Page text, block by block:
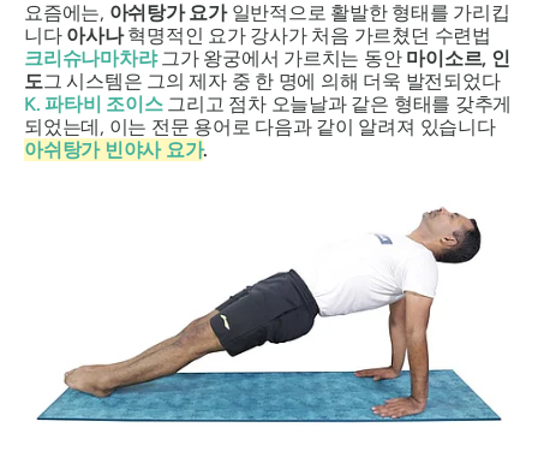
요즘에는, 아쉬탕가 요가일반적으로 활발한 형태를 가리킵
니다 아사나혁명적인 요가 강사가 처음 가르쳤던 수련법
크리슈나마차랴그가 왕궁에서 가르치는 동안 마이소르, 인
도그 시스템은 그의 제자 중 한 명에 의해 더욱 발전되었다
K. 파타비 조이스그리고 점차 오늘날과 같은 형태를 갖추게
되었는데, 이는 전문 용어로 다음과 같이 알려져 있습니다
아쉬탕가 빈야사 요가.